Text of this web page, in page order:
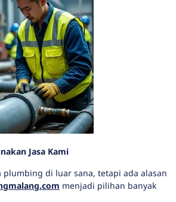
Jasa Kami
plumbing di luar sana, tetapi ada alasan
menjadi pilihan banyak